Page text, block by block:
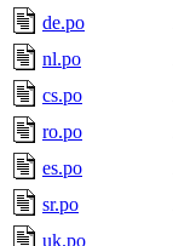
de.po
nl.po
cs.po
ro.po
es.po
sr.po
uk.po